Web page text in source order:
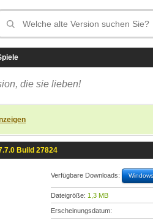
die sie lieben!
Build 27824
Verfügbare Downloads: Windows
Dateigröße: 1,3 MB
Erscheinungsdatum: